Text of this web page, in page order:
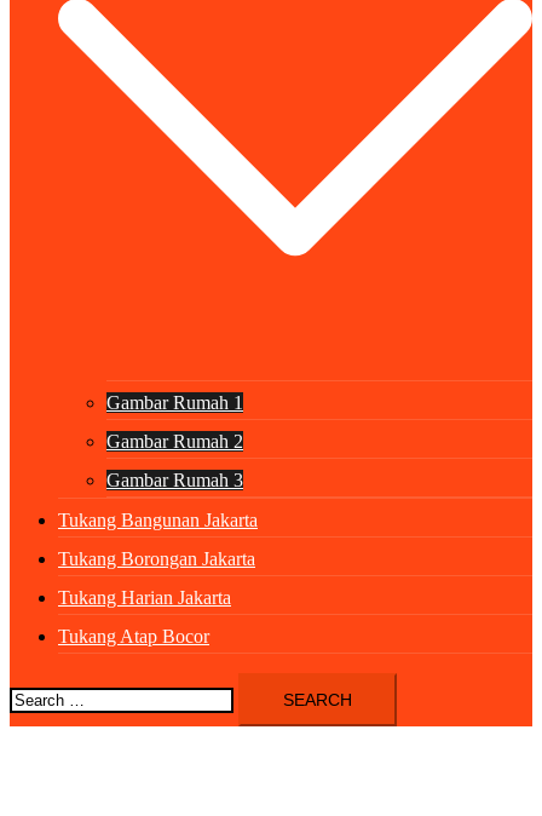
Gambar Rumah 1
Gambar Rumah 2
Gambar Rumah 3
Tukang Bangunan Jakarta
Tukang Borongan Jakarta
Tukang Harian Jakarta
Tukang Atap Bocor
Search
for: